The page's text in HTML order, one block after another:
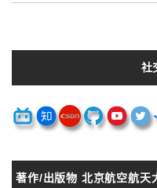
社
著作/出版物 北京航空航